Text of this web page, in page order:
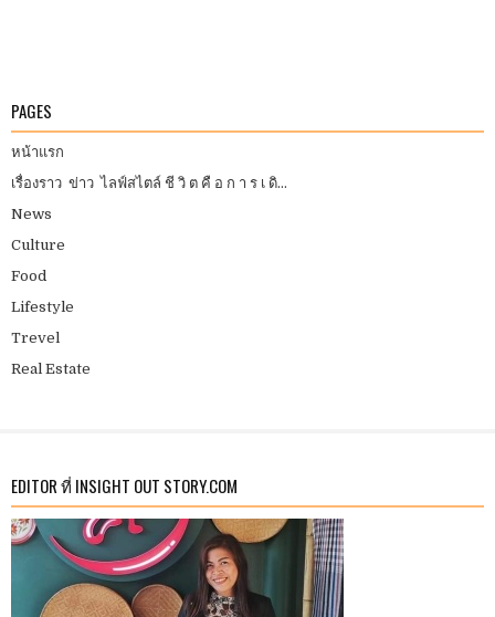
PAGES
หน้าแรก
เรื่องราว ข่าว ไลฟ์สไตล์ ชี วิ ต คื อ ก า ร เ ดิ...
News
Culture
Food
Lifestyle
Trevel
Real Estate
EDITOR ที่ INSIGHT OUT STORY.COM